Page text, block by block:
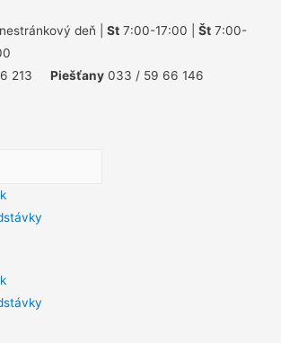
nestránkový deň | St 7:00-17:00 | Št 7:00-
213 Piešťany 033 / 59 66 146